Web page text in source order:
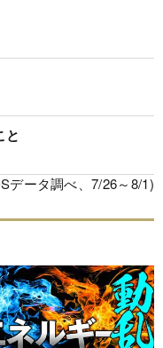
と
データ調べ、7/26～8/1)